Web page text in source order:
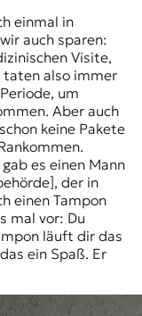
einmal in
auch sparen:
Visite,
also immer
um
Aber auch
keine Pakete
es einen Mann
der in
einen Tampon
mal vor: Du
läuft dir das
ein Spaß. Er